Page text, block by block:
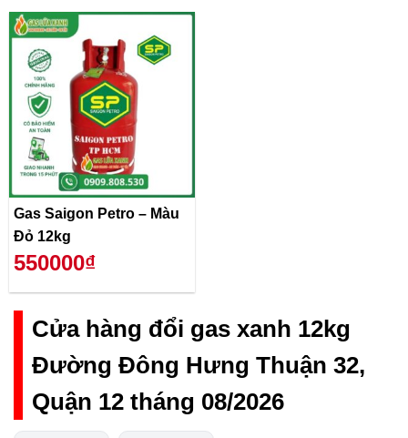
Gas Saigon Petro – Màu
Đỏ 12kg
550000₫
Cửa hàng đổi gas xanh 12kg
Đường Đông Hưng Thuận 32,
Quận 12 tháng 08/2026